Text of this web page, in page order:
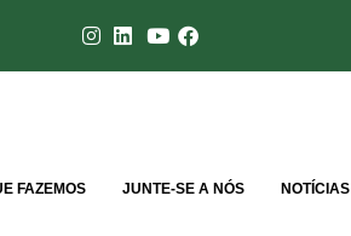
FAZEMOS JUNTE-SE A NÓS NOTÍCIAS